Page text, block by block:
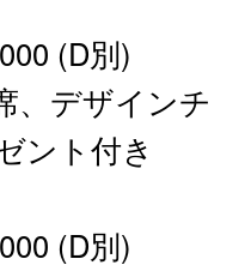
(D別)
、デザインチ
ント付き
(D別)